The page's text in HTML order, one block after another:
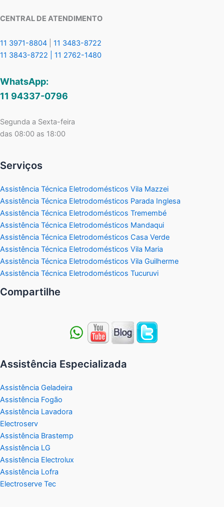
CENTRAL DE ATENDIMENTO
11 3971-8804
11 3483-8722
11 3843-8722 | 11 2762-1480
WhatsApp:
11 94337-0796
Segunda a Sexta-feira
das 08:00 as 18:00
Serviços
Assistência Técnica Eletrodomésticos Vila Mazzei
Assistência Técnica Eletrodomésticos Parada Inglesa
Assistência Técnica Eletrodomésticos Tremembé
Assistência Técnica Eletrodomésticos Mandaqui
Assistência Técnica Eletrodomésticos Casa Verde
Assistência Técnica Eletrodomésticos Vila Maria
Assistência Técnica Eletrodomésticos Vila Guilherme
Assistência Técnica Eletrodomésticos Tucuruvi
Compartilhe
Assistência Especializada
Assistência Geladeira
Assistência Fogão
Assistência Lavadora
Electroserv
Assistência Brastemp
Assistência LG
Assistência Electrolux
Assistência Lofra
Electroserve Tec